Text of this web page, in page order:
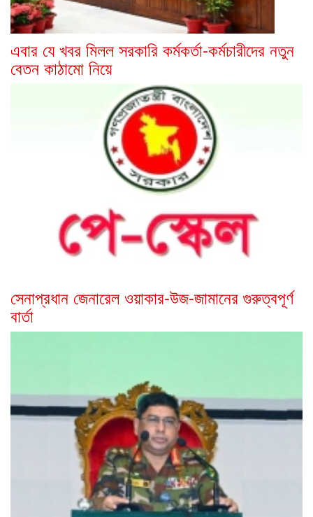
এবার যে খবর মিলল সরকারি কর্মকর্তা-কর্মচারীদের নতুন
বেতন কাঠামো নিয়ে
সেনাপ্রধান জেনারেল ওয়াকার-উজ-জামানের গুরুত্বপূর্ণ
বার্তা